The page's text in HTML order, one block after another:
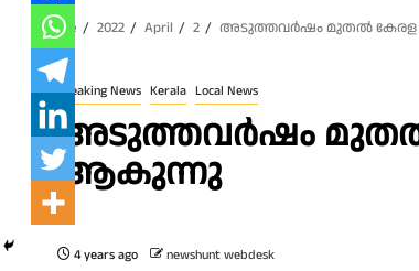
Home 2022 April 2 അടുത്തവർഷം മുതൽ
Breaking News Kerala Local News
അടുത്തവർഷം
ആകുന്നു
4 years ago newshunt webdesk